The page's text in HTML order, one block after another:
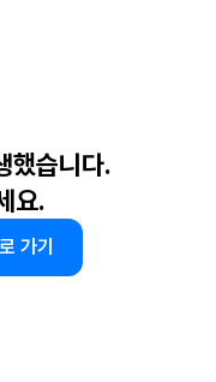
했습니다.
요.
가기